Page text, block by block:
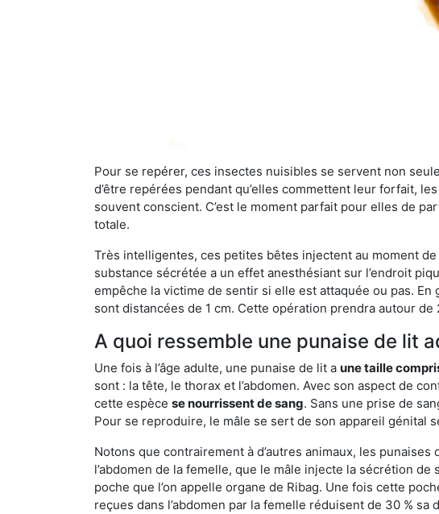
Pour se repérer, ces insectes nuisibles se servent non
d’être repérées pendant qu’elles commettent leur forfait,
souvent conscient. C’est le moment parfait pour elles de
totale.
Très intelligentes, ces petites bêtes injectent au moment
substance sécrétée a un effet anesthésiant sur l’endroit
empêche la victime de sentir si elle est attaquée ou pas.
sont distancées de 1 cm. Cette opération prendra autour
A quoi ressemble une punaise de lit
Une fois à l’âge adulte, une punaise de lit a une taille
sont : la tête, le thorax et l’abdomen. Avec son aspect de
cette espèce se nourrissent de sang. Sans une prise de
Pour se reproduire, le mâle se sert de son appareil génital
Notons que contrairement à d’autres animaux, les
l’abdomen de la femelle, que le mâle injecte la sécrétion
poche que l’on appelle organe de Ribag. Une fois cette
reçues dans l’abdomen par la femelle réduisent de 30 %